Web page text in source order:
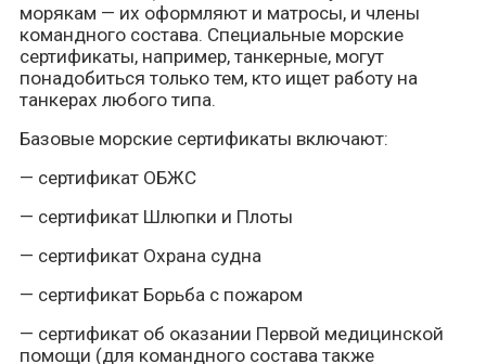
морякам — их оформляют и матросы, и члены
командного состава. Специальные морские
сертификаты, например, танкерные, могут
понадобиться только тем, кто ищет работу на
танкерах любого типа.
Базовые морские сертификаты включают:
— сертификат ОБЖС
— сертификат Шлюпки и Плоты
— сертификат Охрана судна
— сертификат Борьба с пожаром
— сертификат об оказании Первой медицинской
помощи (для командного состава также